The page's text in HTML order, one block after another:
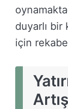
duyarlı bir
için